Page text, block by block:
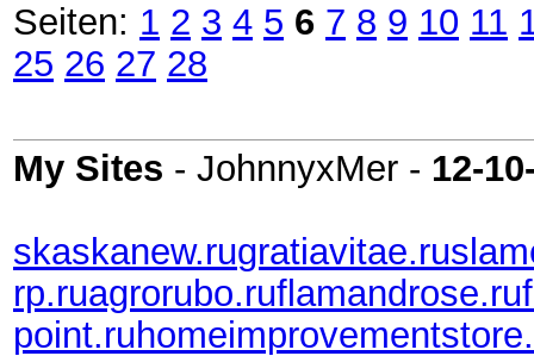
Seiten: 1 2 3 4 5 6 7 8 9 10 11
25 26 27 28
My Sites - JohnnyxMer - 12-
skaskanew.rugratiavitae.ru
rp.ruagrorubo.ruflamandrose.ru
point.ru